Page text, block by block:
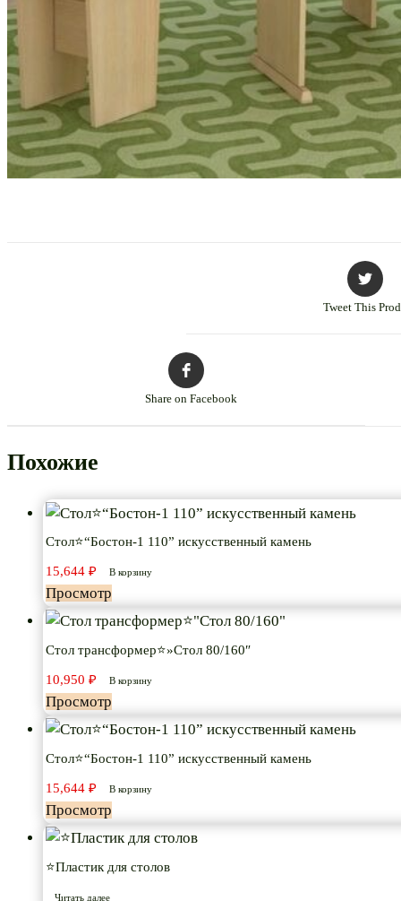
Tweet This
Share on Facebook
Похожие
Стол⭐“Бостон-1 110” искусственный камень
15,644 ₽ В корзину
Просмотр
Стол трансформер⭐»Стол 80/160″
10,950 ₽ В корзину
Просмотр
Стол⭐“Бостон-1 110” искусственный камень
15,644 ₽ В корзину
Просмотр
⭐Пластик для столов
Читать далее